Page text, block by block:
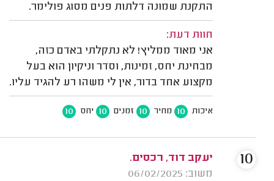
התקנת שמונה דלתות פנים מסוג פולימר.
חוות דעת:
אני מאוד ממליץ! לא נתקלתי באדם כזה,
מבחינת יחס, זמינות, וסדר וניקיון הוא בעל
מקצוע אחד בדור, אין לי משהו רע להגיד עליו.
איכות 10 מחיר 10 זמנים 10 יחס 10
יעקב דוד, רכסים.
משוב: 06/02/2025
10